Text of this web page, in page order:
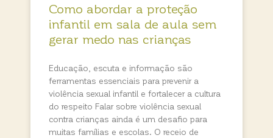
Como abordar a proteção
infantil em sala de aula sem
gerar medo nas crianças
Educação, escuta e informação são
ferramentas essenciais para prevenir a
violência sexual infantil e fortalecer a cultura
do respeito Falar sobre violência sexual
contra crianças ainda é um desafio para
muitas famílias e escolas. O receio de